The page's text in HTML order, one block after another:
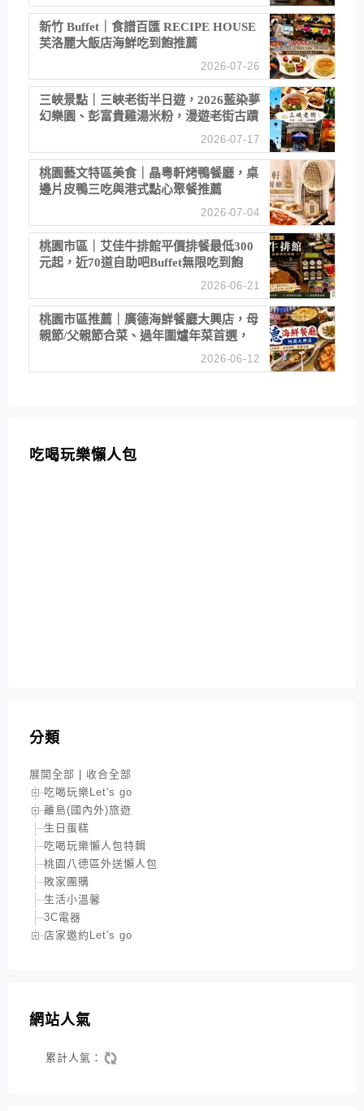
新竹 Buffet｜食譜百匯 RECIPE HOUSE
芙洛麗大飯店海鮮吃到飽推薦
2026-07-26
三峽景點｜三峽老街半日遊，2026藍染夢
幻樂園、彭富貴雞湯米粉，漫遊老街古蹟
2026-07-17
桃園藝文特區美食｜晶粵軒烤鴨餐廳，桌
邊片皮鴨三吃與港式點心聚餐推薦
2026-07-04
桃園市區｜艾佳牛排館平價排餐最低300
元起，近70道自助吧Buffet無限吃到飽
2026-06-21
桃園市區推薦｜廣德海鮮餐廳大興店，母
親節/父親節合菜、過年圍爐年菜首選，
2026-06-12
吃喝玩樂懶人包
分類
展開全部
收合全部
吃喝玩樂Let's go
離島(國內外)旅遊
生日蛋糕
吃喝玩樂懶人包特輯
桃園八德區外送懶人包
敗家團購
生活小溫馨
3C電器
店家邀約Let's go
網站人氣
累計人氣：